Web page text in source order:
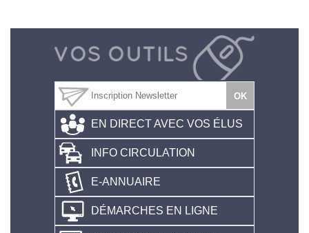
EN DIRECT AVEC VOS ÉLUS
INFO CIRCULATION
E-ANNUAIRE
DÉMARCHES EN LIGNE